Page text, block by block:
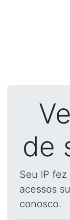
de
Seu IP
acessos
conosco.